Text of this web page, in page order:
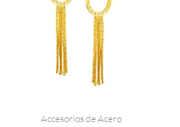
Accesorios de Acero